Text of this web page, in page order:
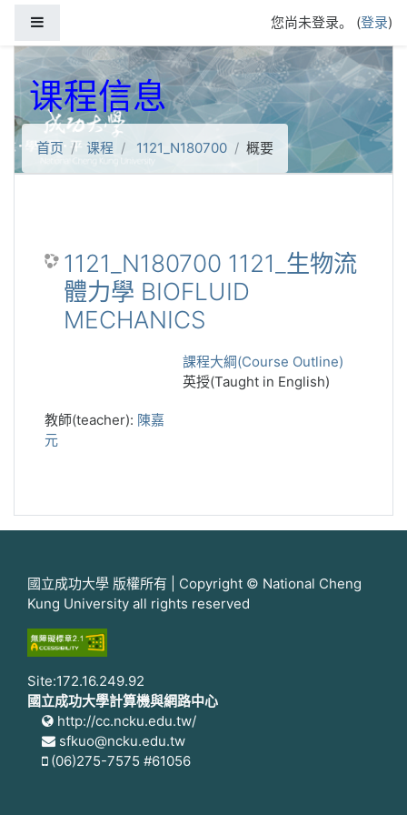
您尚未登录。 (登录)
课程信息
首页 课程 1121_N180700 概要
1121_N180700 1121_生物流
體力學 BIOFLUID
MECHANICS
課程大綱(Course Outline)
英授(Taught in English)
教師(teacher): 陳嘉
元
國立成功大學 版權所有 | Copyright © National Cheng
Kung University all rights reserved
Site:172.16.249.92
國立成功大學計算機與網路中心
http://cc.ncku.edu.tw/
sfkuo@ncku.edu.tw
(06)275-7575 #61056